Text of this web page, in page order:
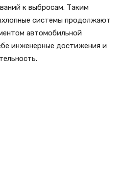
к выбросам. Таким
системы продолжают
автомобильной
инженерные достижения и